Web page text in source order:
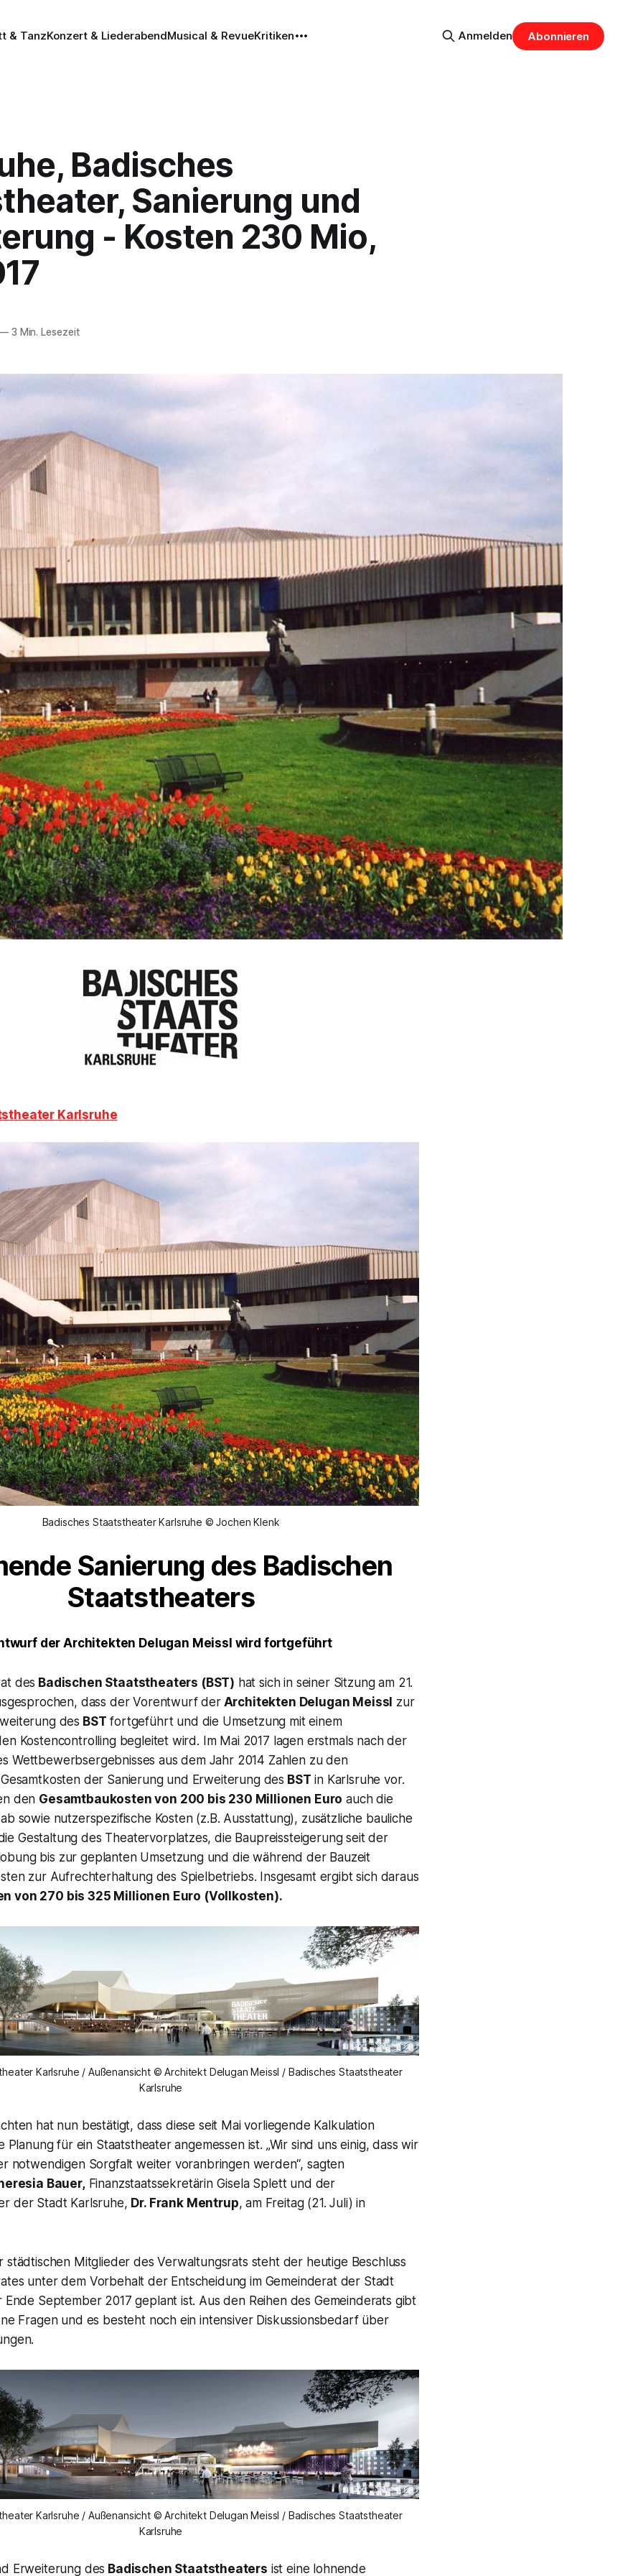
& TanzKonzert & LiederabendMusical & RevueKritiken Anmelden Abonnieren
Badisches
Sanierung und
- Kosten 230 Mio,
3 Min. Lesezeit
Karlsruhe
Badisches Staatstheater Karlsruhe © Jochen Klenk
Sanierung des Badischen
Staatstheaters
der Architekten Delugan Meissl wird fortgeführt
des Badischen Staatstheaters (BST) hat sich in seiner Sitzung am 21.
dass der Vorentwurf derArchitekten Delugan Meissl zur
des BST fortgeführt und die Umsetzung mit einem
Kostencontrolling begleitet wird. Im Mai 2017 lagen erstmals nach der
Wettbewerbsergebnisses aus dem Jahr 2014 Zahlen zu den
der Sanierung und Erweiterung des BST in Karlsruhe vor.
den Gesamtbaukosten von 200 bis 230 Millionen Euro auch die
sowie nutzerspezifische Kosten (z.B. Ausstattung), zusätzliche bauliche
Gestaltung des Theatervorplatzes, die Baupreissteigerung seit der
bis zur geplanten Umsetzung und die während der Bauzeit
zur Aufrechterhaltung des Spielbetriebs. Insgesamt ergibt sich daraus
von 270 bis 325 Millionen Euro (Vollkosten).
Karlsruhe / Außenansicht © Architekt Delugan Meissl / Badisches Staatstheater
Karlsruhe
hat nun bestätigt, dass diese seit Mai vorliegende Kalkulation
Planung für ein Staatstheater angemessen ist. „Wir sind uns einig, dass wir
notwendigen Sorgfalt weiter voranbringen werden“, sagten
Bauer,Finanzstaatssekretärin Gisela Splett und der
der Stadt Karlsruhe, Dr. Frank Mentrup, am Freitag (21. Juli) in
städtischen Mitglieder des Verwaltungsrats steht der heutige Beschluss
unter dem Vorbehalt der Entscheidung im Gemeinderat der Stadt
September 2017 geplant ist. Aus den Reihen des Gemeinderats gibt
Fragen und es besteht noch ein intensiver Diskussionsbedarf über
Karlsruhe / Außenansicht © Architekt Delugan Meissl / Badisches Staatstheater
Karlsruhe
Erweiterung des Badischen Staatstheaters ist eine lohnende